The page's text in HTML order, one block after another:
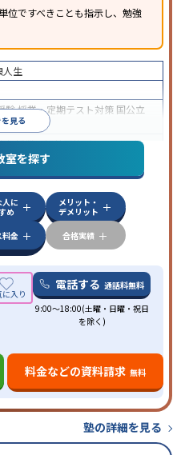
位ですべきことも指示し、勉強
見る
人生
験授業・定期テスト対策 国公立
定)対策
応授業の振替可能オンライン対
室を探す
人に
め
メリット・
デメリット
料金 合格実績
電話する 通話料無料
9:00～18:00(土曜・日曜・祝日
を除く)
料金などの資料請求 無料
塾の詳細を見る